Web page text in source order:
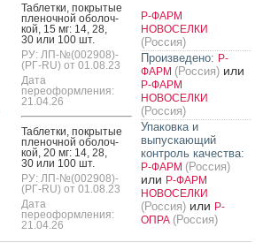
Таб­летки, пок­ры­тые
пле­ноч­ной обо­лоч­
кой, 15 мг: 14, 28,
30 или 100 шт.
РУ: ЛП-№(002908)-
(РГ-RU) от 01.08.23
Дата
переоформления:
21.04.26
Таб­летки, пок­ры­тые
пле­ноч­ной обо­лоч­
кой, 20 мг: 14, 28,
30 или 100 шт.
РУ: ЛП-№(002908)-
(РГ-RU) от 01.08.23
Дата
переоформления:
21.04.26
Р-ФАРМ
НОВОСЕЛКИ
(Россия)
Произведено: Р-
ФАРМ (Россия) или
Р-ФАРМ
НОВОСЕЛКИ
(Россия)
Упаковка и
выпускающий
контроль качества:
Р-ФАРМ (Россия)
или Р-ФАРМ
НОВОСЕЛКИ
(Россия) или Р-
ОПРА (Россия)